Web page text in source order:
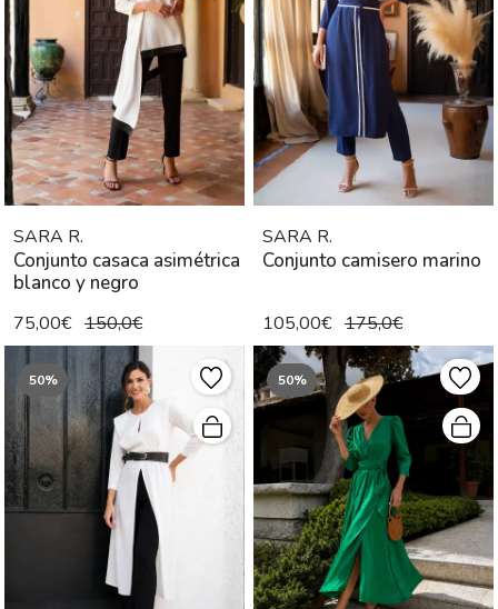
SARA R.
Conjunto casaca asimétrica
blanco y negro
75,00€ 150,0€
SARA R.
Conjunto camisero marino
105,00€ 175,0€
50% 50%